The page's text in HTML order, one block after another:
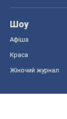
Шоу
Афіша
Краса
Жіночий журнал